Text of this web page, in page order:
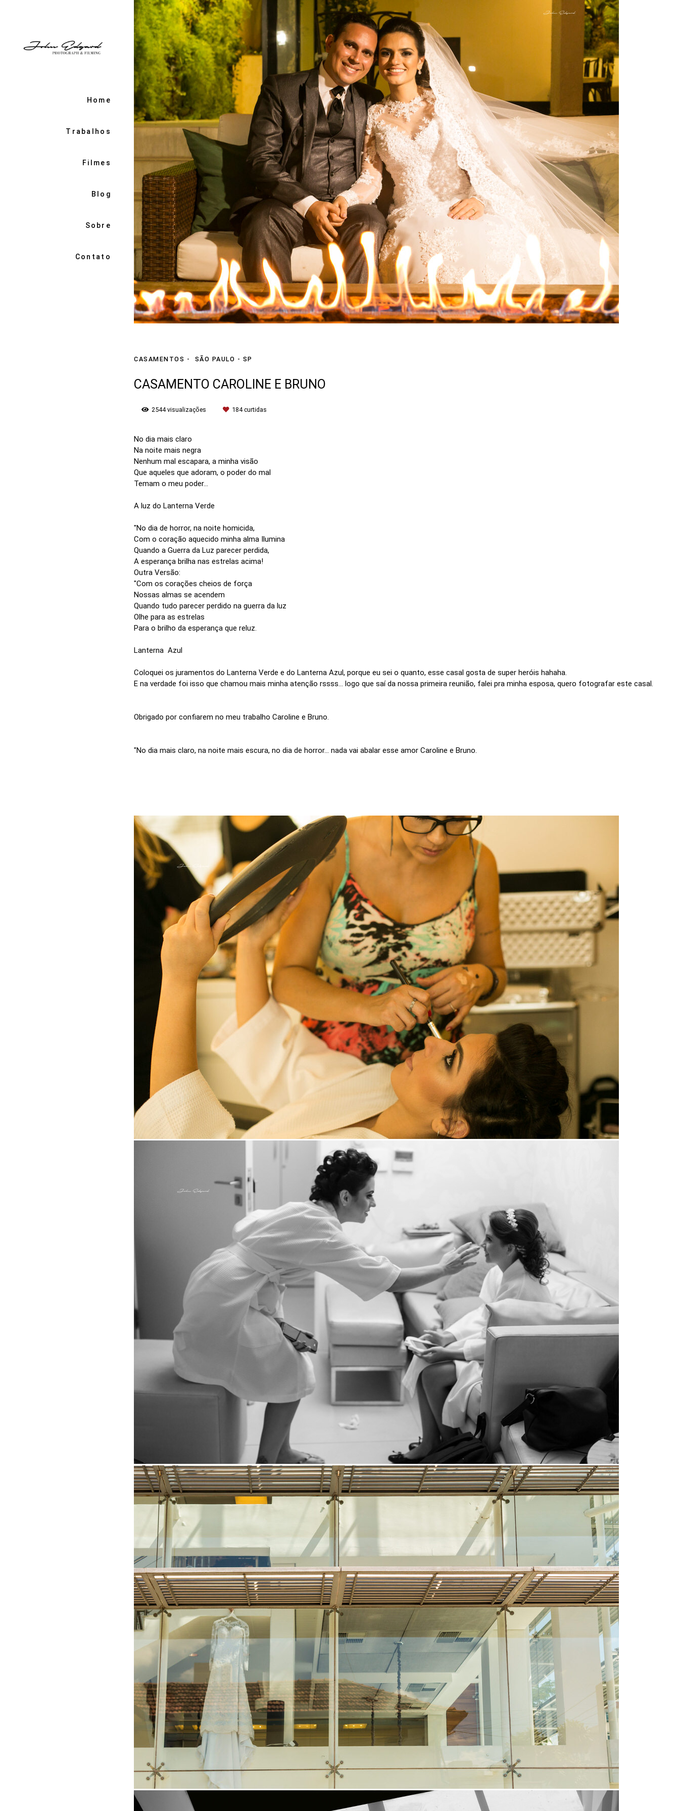
Home
Trabalhos
Filmes
Blog
Sobre
Contato
CASAMENTOS SÃO PAULO - SP
CASAMENTO CAROLINE E BRUNO
2544visualizações 184curtidas
No dia mais claro
Na noite mais negra
Nenhum mal escapara, a minha visão
Que aqueles que adoram, o poder do mal
Temam o meu poder...
A luz do Lanterna Verde
"No dia de horror, na noite homicida,
Com o coração aquecido minha alma Ilumina
Quando a Guerra da Luz parecer perdida,
A esperança brilha nas estrelas acima!
Outra Versão:
"Com os corações cheios de força
Nossas almas se acendem
Quando tudo parecer perdido na guerra da luz
Olhe para as estrelas
Para o brilho da esperança que reluz.
Lanterna Azul
Coloquei os juramentos do Lanterna Verde e do Lanterna Azul, porque eu sei o quanto, esse casal gosta de super heróis hahaha.
E na verdade foi isso que chamou mais minha atenção rssss... logo que saí da nossa primeira reunião, falei pra minha esposa, quero fotografar este casal.
Obrigado por confiarem no meu trabalho Caroline e Bruno.
"No dia mais claro, na noite mais escura, no dia de horror... nada vai abalar esse amor Caroline e Bruno.